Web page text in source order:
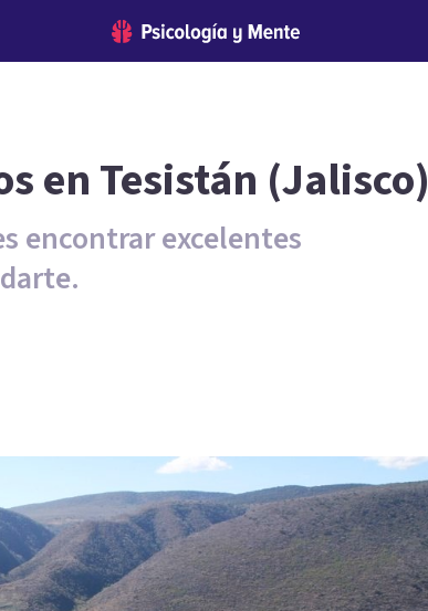
en Tesistán (Jalisco)
encontrar excelentes